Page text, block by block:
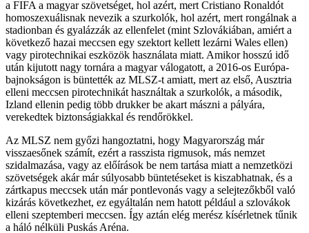
a FIFA a magyar szövetséget, hol azért, mert Cristiano Ronaldót
homoszexuálisnak nevezik a szurkolók, hol azért, mert rongálnak a
stadionban és gyalázzák az ellenfelet (mint Szlovákiában, amiért a
következő hazai meccsen egy szektort kellett lezárni Wales ellen)
vagy pirotechnikai eszközök használata miatt. Amikor hosszú idő
után kijutott nagy tornára a magyar válogatott, a 2016-os Európa-
bajnokságon is büntették az MLSZ-t amiatt, mert az első, Ausztria
elleni meccsen pirotechnikát használtak a szurkolók, a második,
Izland ellenin pedig több drukker be akart mászni a pályára,
verekedtek biztonságiakkal és rendőrökkel.
Az MLSZ nem győzi hangoztatni, hogy Magyarország már
visszaesőnek számít, ezért a rasszista rigmusok, más nemzet
szidalmazása, vagy az előírások be nem tartása miatt a nemzetközi
szövetségek akár már súlyosabb büntetéseket is kiszabhatnak, és a
zártkapus meccsek után már pontlevonás vagy a selejtezőkből való
kizárás következhet, ez egyáltalán nem hatott például a szlovákok
elleni szeptemberi meccsen. Így aztán elég merész kísérletnek tűnik
a háló nélküli Puskás Aréna.